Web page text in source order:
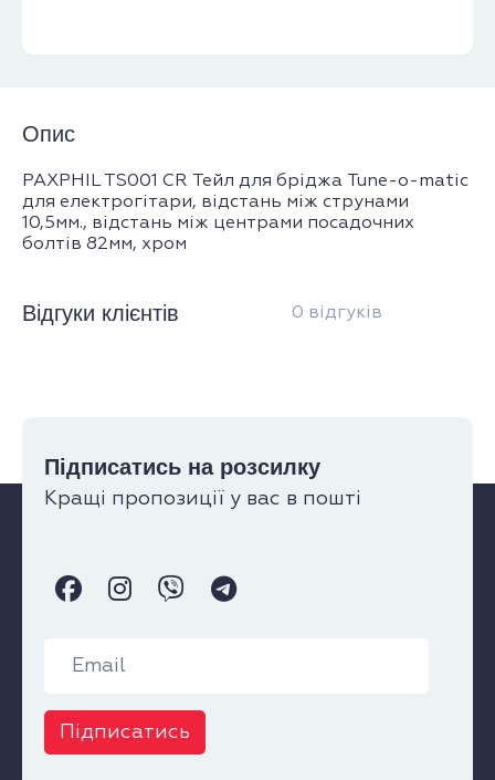
Опис
PAXPHIL TS001 CR Тейл для бріджа Tune-o-matic
для електрогітари, відстань між струнами
10,5мм., відстань між центрами посадочних
болтів 82мм, хром
Відгуки клієнтів 0 відгуків
Підписатись на розсилку
Кращі пропозиції у вас в пошті
Підписатись